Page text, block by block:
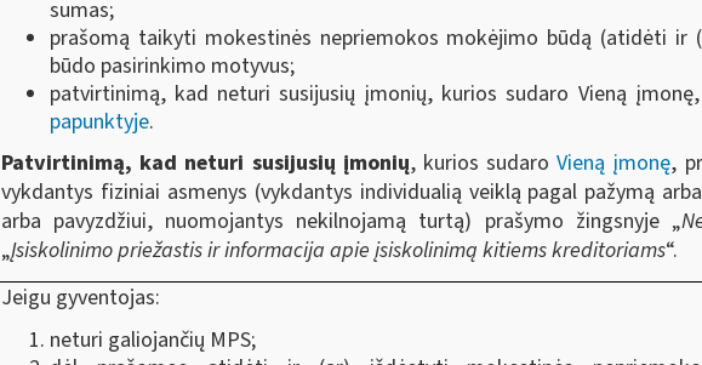
sumas;
prašomą taikyti mokestinės nepriemokos mokėjimo būdą (atidėti
būdo pasirinkimo motyvus;
patvirtinimą, kad neturi susijusių įmonių, kurios sudaro Vieną
papunktyje.
Patvirtinimą, kad neturi susijusių įmonių, kurios sudaroVieną įmonę,
vykdantys fiziniai asmenys (vykdantys individualią veiklą pagal pažymą
arba pavyzdžiui, nuomojantys nekilnojamą turtą) prašymo žingsnyje „
„Įsiskolinimo priežastis ir informacija apie įsiskolinimą kitiems kreditoriams“.
Jeigu gyventojas:
neturi galiojančių MPS;